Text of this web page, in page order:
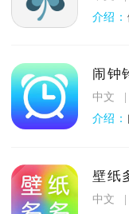
介绍：
闹钟
中文
介绍：
壁纸
中文